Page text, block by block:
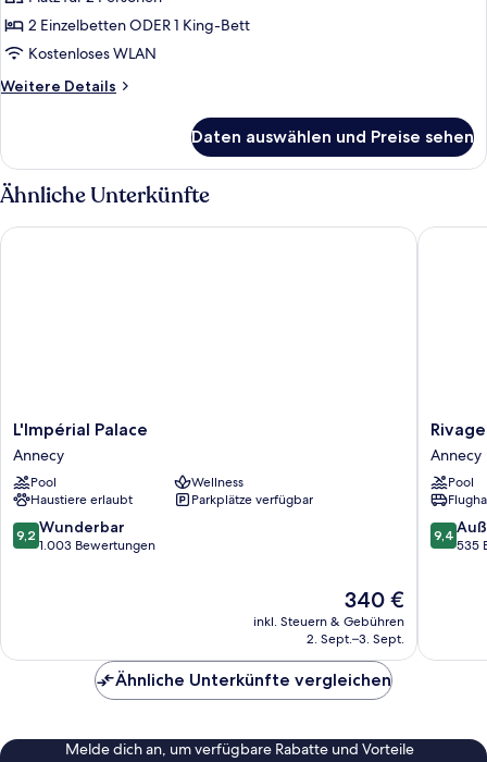
Tradition
Room
-
-
Double
or
Twin
2 Einzelbetten ODER 1 King-Bett
Kostenloses WLAN
Weitere Details
Weitere
Room
-
Forest
-
Daten auswählen und Preise sehen
Ähnliche Unterkünfte
L'Impérial
Palace
Annecy
L'Impérial Palace
Annecy
Pool
Wellness
Haustiere erlaubt
Parkplätze verfügbar
9.2
von
9,2 Wunderbar
1.003 Bewertungen
Der
Preis
beträgt
340 €
inkl. Steuern & Gebühren
2. Sept.–3. Sept.
L'Impérial Palace
Rivage
Hôtel
&
Spa
Annecy
Annecy
Annecy
Pool
9.4
von
9,4
535
Rivage
Ähnliche Unterkünfte vergleichen
Melde dich an, um verfügbare Rabatte und Vorteile